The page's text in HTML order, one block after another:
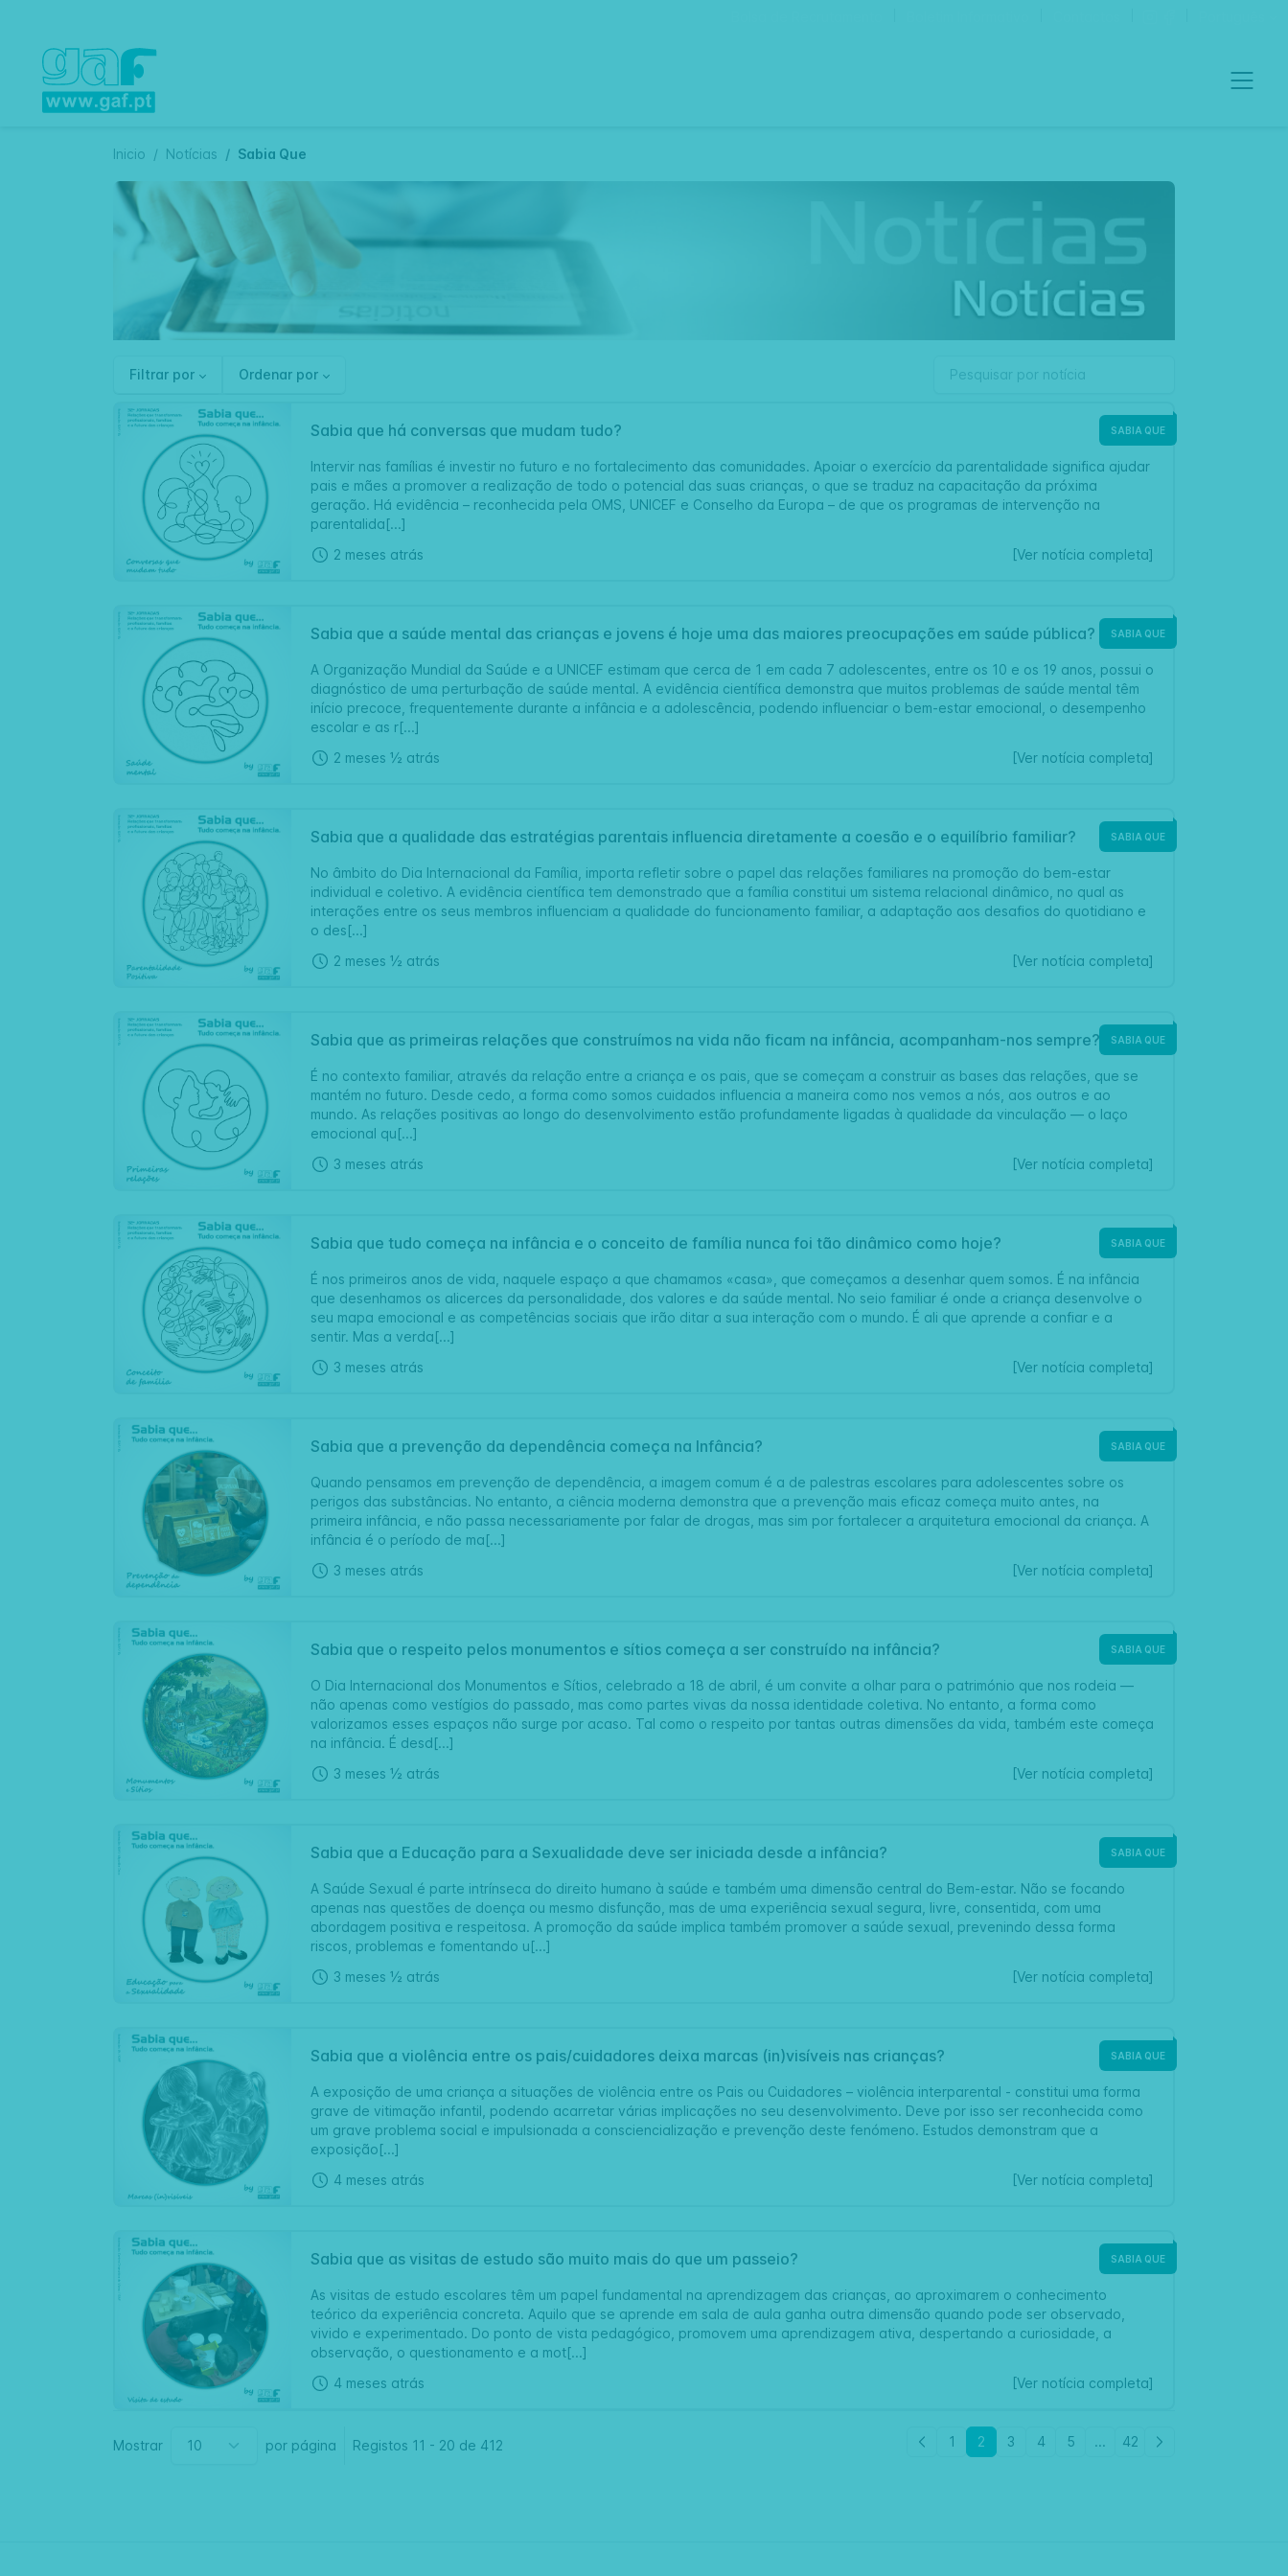
Inicio Notícias Sabia Que
Filtrar por Ordenar por
SABIA QUE
Sabia que há conversas que mudam tudo?
Intervir nas famílias é investir no futuro e no fortalecimento das comunidades. Apoiar o exercício da parentalidade significa ajudar
pais e mães a promover a realização de todo o potencial das suas crianças, o que se traduz na capacitação da próxima
geração. Há evidência – reconhecida pela OMS, UNICEF e Conselho da Europa – de que os programas de intervenção na
parentalida[...]
2 meses atrás
[Ver notícia completa]
SABIA QUE
Sabia que a saúde mental das crianças e jovens é hoje uma das maiores preocupações em saúde pública?
A Organização Mundial da Saúde e a UNICEF estimam que cerca de 1 em cada 7 adolescentes, entre os 10 e os 19 anos, possui o
diagnóstico de uma perturbação de saúde mental. A evidência científica demonstra que muitos problemas de saúde mental têm
início precoce, frequentemente durante a infância e a adolescência, podendo influenciar o bem-estar emocional, o desempenho
escolar e as r[...]
2 meses ½ atrás
[Ver notícia completa]
SABIA QUE
Sabia que a qualidade das estratégias parentais influencia diretamente a coesão e o equilíbrio familiar?
No âmbito do Dia Internacional da Família, importa refletir sobre o papel das relações familiares na promoção do bem-estar
individual e coletivo. A evidência científica tem demonstrado que a família constitui um sistema relacional dinâmico, no qual as
interações entre os seus membros influenciam a qualidade do funcionamento familiar, a adaptação aos desafios do quotidiano e
o des[...]
2 meses ½ atrás
[Ver notícia completa]
SABIA QUE
Sabia que as primeiras relações que construímos na vida não ficam na infância, acompanham-nos sempre?
É no contexto familiar, através da relação entre a criança e os pais, que se começam a construir as bases das relações, que se
mantém no futuro. Desde cedo, a forma como somos cuidados influencia a maneira como nos vemos a nós, aos outros e ao
mundo. As relações positivas ao longo do desenvolvimento estão profundamente ligadas à qualidade da vinculação — o laço
emocional qu[...]
3 meses atrás
[Ver notícia completa]
SABIA QUE
Sabia que tudo começa na infância e o conceito de família nunca foi tão dinâmico como hoje?
É nos primeiros anos de vida, naquele espaço a que chamamos «casa», que começamos a desenhar quem somos. É na infância
que desenhamos os alicerces da personalidade, dos valores e da saúde mental. No seio familiar é onde a criança desenvolve o
seu mapa emocional e as competências sociais que irão ditar a sua interação com o mundo. É ali que aprende a confiar e a
sentir. Mas a verda[...]
3 meses atrás
[Ver notícia completa]
SABIA QUE
Sabia que a prevenção da dependência começa na Infância?
Quando pensamos em prevenção de dependência, a imagem comum é a de palestras escolares para adolescentes sobre os
perigos das substâncias. No entanto, a ciência moderna demonstra que a prevenção mais eficaz começa muito antes, na
primeira infância, e não passa necessariamente por falar de drogas, mas sim por fortalecer a arquitetura emocional da criança. A
infância é o período de ma[...]
3 meses atrás
[Ver notícia completa]
SABIA QUE
Sabia que o respeito pelos monumentos e sítios começa a ser construído na infância?
O Dia Internacional dos Monumentos e Sítios, celebrado a 18 de abril, é um convite a olhar para o património que nos rodeia —
não apenas como vestígios do passado, mas como partes vivas da nossa identidade coletiva. No entanto, a forma como
valorizamos esses espaços não surge por acaso. Tal como o respeito por tantas outras dimensões da vida, também este começa
na infância. É desd[...]
3 meses ½ atrás
[Ver notícia completa]
SABIA QUE
Sabia que a Educação para a Sexualidade deve ser iniciada desde a infância?
A Saúde Sexual é parte intrínseca do direito humano à saúde e também uma dimensão central do Bem-estar. Não se focando
apenas nas questões de doença ou mesmo disfunção, mas de uma experiência sexual segura, livre, consentida, com uma
abordagem positiva e respeitosa. A promoção da saúde implica também promover a saúde sexual, prevenindo dessa forma
riscos, problemas e fomentando u[...]
3 meses ½ atrás
[Ver notícia completa]
SABIA QUE
Sabia que a violência entre os pais/cuidadores deixa marcas (in)visíveis nas crianças?
A exposição de uma criança a situações de violência entre os Pais ou Cuidadores – violência interparental - constitui uma forma
grave de vitimação infantil, podendo acarretar várias implicações no seu desenvolvimento. Deve por isso ser reconhecida como
um grave problema social e impulsionada a consciencialização e prevenção deste fenómeno. Estudos demonstram que a
exposição[...]
4 meses atrás
[Ver notícia completa]
SABIA QUE
Sabia que as visitas de estudo são muito mais do que um passeio?
As visitas de estudo escolares têm um papel fundamental na aprendizagem das crianças, ao aproximarem o conhecimento
teórico da experiência concreta. Aquilo que se aprende em sala de aula ganha outra dimensão quando pode ser observado,
vivido e experimentado. Do ponto de vista pedagógico, promovem uma aprendizagem ativa, despertando a curiosidade, a
observação, o questionamento e a mot[...]
4 meses atrás
[Ver notícia completa]
Mostrar por página Registos 11 - 20 de 412 1 2 3 4 5 ... 42